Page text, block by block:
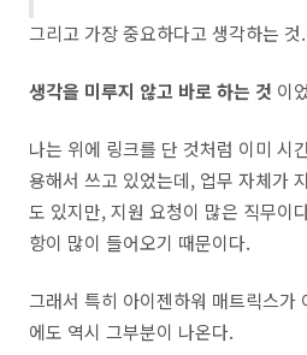
그리고 가장 중요하다고 생각하는 것.
생각을 미루지 않고 바로 하는 것 이
나는 위에 링크를 단 것처럼 이미 시
용해서 쓰고 있었는데, 업무 자체가
도 있지만, 지원 요청이 많은 직무이
항이 많이 들어오기 때문이다.
그래서 특히 아이젠하워 매트릭스가
에도 역시 그부분이 나온다.